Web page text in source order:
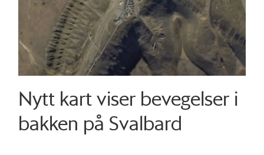
Nytt kart viser bevegelser i
bakken på Svalbard